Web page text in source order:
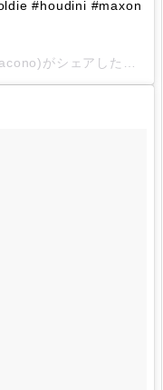
#houdini #maxon